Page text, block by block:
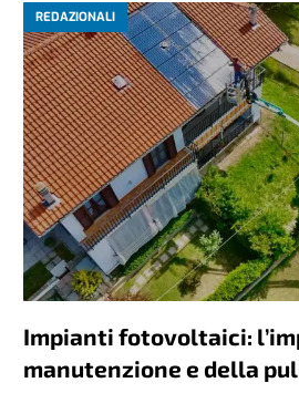
REDAZIONALI
Impianti fotovoltaici:
manutenzione e della